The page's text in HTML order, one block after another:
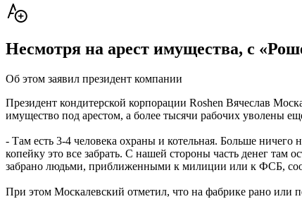
Несмотря на арест имущества, с
Об этом заявил президент компании
Президент кондитерской корпорации Roshen Вячеслав
имущество под арестом, а более тысячи рабочих уволены
- Там есть 3-4 человека охраны и котельная. Больше
копейку это все забрать. С нашей стороны часть денег там
забрано людьми, приближенными к милиции или к ФСБ,
При этом Москалевский отметил, что на фабрике рано или